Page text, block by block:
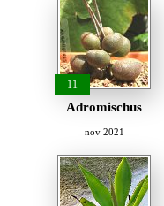
11
Adromischus
nov 2021